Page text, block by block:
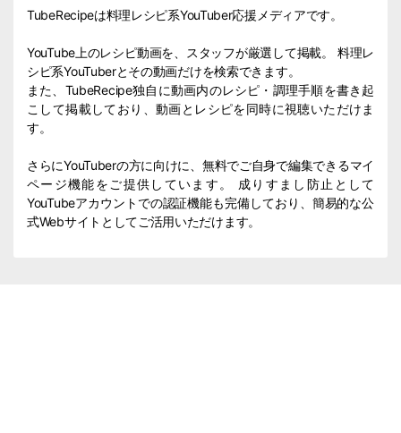
TubeRecipeは料理レシピ系YouTuber応援メディアです。
YouTube上のレシピ動画を、スタッフが厳選して掲載。 料理レ
シピ系YouTuberとその動画だけを検索できます。
また、TubeRecipe独自に動画内のレシピ・調理手順を書き起
こして掲載しており、動画とレシピを同時に視聴いただけま
す。
さらにYouTuberの方に向けに、無料でご自身で編集できるマイ
ページ機能をご提供しています。 成りすまし防止として
YouTubeアカウントでの認証機能も完備しており、簡易的な公
式Webサイトとしてご活用いただけます。